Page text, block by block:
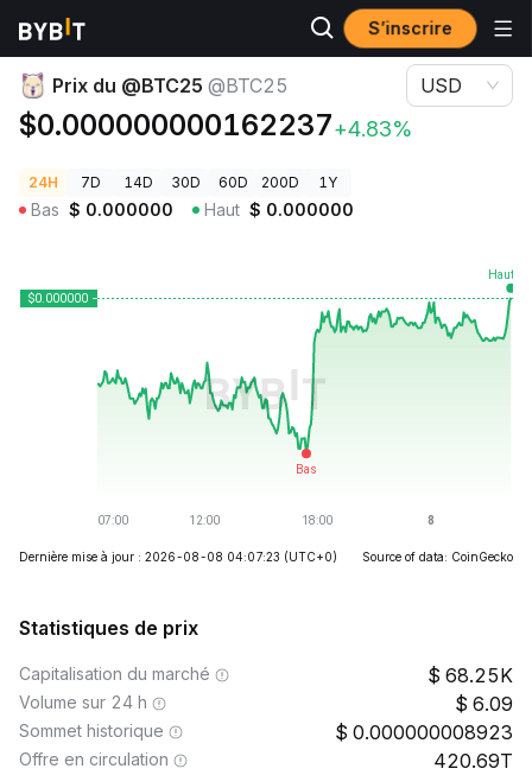
S’inscrire
Prix des cryptos Prix du @BTC25 @BTC25
Prix du @BTC25 @BTC25
$0.000000000162237+4.83%
USD
24H 7D 14D 30D 60D 200D 1Y
Bas $ 0.000000 Haut $ 0.000000
Dernière mise à jour : 2026-08-08 04:07:23 (UTC+0) Source of data: CoinGecko
Statistiques de prix
Capitalisation du marché 68.25K
Volume sur 24 h 6.09
Sommet historique 0.000000008923
Offre en circulation 420.69T